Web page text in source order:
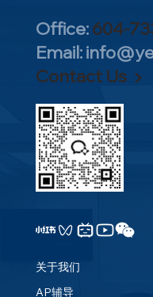
佛州11.99逆天
申请藤校控分底
Office:604-
Email:
Contact Us ▶
关于我们
AP辅导